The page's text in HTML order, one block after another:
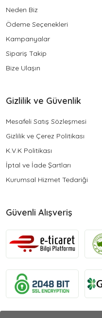
Neden Biz
Ödeme Seçenekleri
Kampanyalar
Sipariş Takip
Bize Ulaşın
Gizlilik ve Güvenlik
Mesafeli Satış Sözleşmesi
Gizlilik ve Çerez Politikası
K.V.K Politikası
İptal ve İade Şartları
Kurumsal Hizmet Tedariği
Güvenli Alışveriş